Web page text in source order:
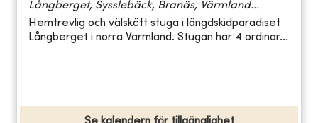
Långberget, Sysslebäck, Branäs, Värmland...
Hemtrevlig och välskött stuga i längdskidparadiset
Långberget i norra Värmland. Stugan har 4 ordinar...